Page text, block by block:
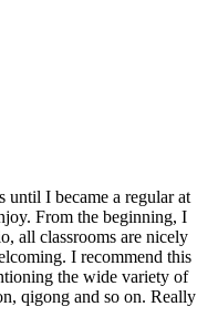
until I became a regular at
From the beginning, I
all classrooms are nicely
I recommend this
the wide variety of
qigong and so on. Really